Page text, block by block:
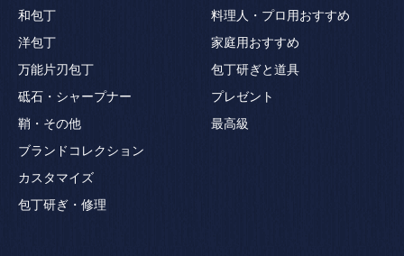
和包丁
洋包丁
万能片刃包丁
砥石・シャープナー
鞘・その他
ブランドコレクション
カスタマイズ
包丁研ぎ・修理
料理人・プロ用おすすめ
家庭用おすすめ
包丁研ぎと道具
プレゼント
最高級